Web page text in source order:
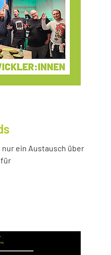
nur ein Austausch über
für